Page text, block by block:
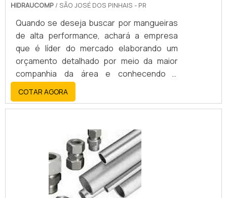
HIDRAUCOMP / SÃO JOSÉ DOS PINHAIS - PR
Quando se deseja buscar por mangueiras
de alta performance, achará a empresa
que é líder do mercado elaborando um
orçamento detalhado por meio da maior
companhia da área e conhecendo a
sofisticação, qualidade e preço justo em
um só lugar.É importante lembrar que o
produto deve ser adquirido com empresas
a garantir a qualidade e durabilidade dos
materiais, além de evitar prejuízos com
substituições frequentes de produtos que
não cumprem com suas funções
adequadamente. Assim, é possível poupar
COTAR AGORA